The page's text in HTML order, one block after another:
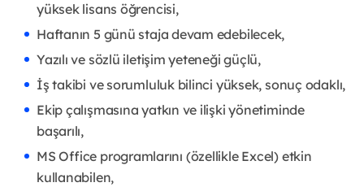
yüksek lisans öğrencisi,
Haftanın 5 günü staja devam edebilecek,
Yazılı ve sözlü iletişim yeteneği güçlü,
İş takibi ve sorumluluk bilinci yüksek, sonuç odaklı,
Ekip çalışmasına yatkın ve ilişki yönetiminde
başarılı,
MS Office programlarını (özellikle Excel) etkin
kullanabilen,